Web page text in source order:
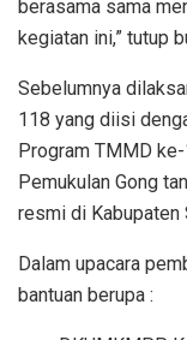
berasama sama
kegiatan ini,” tutup
Sebelumnya
118 yang diisi
Program TMMD
Pemukulan Gong
resmi di Kabupaten
Dalam upacara
bantuan berupa :